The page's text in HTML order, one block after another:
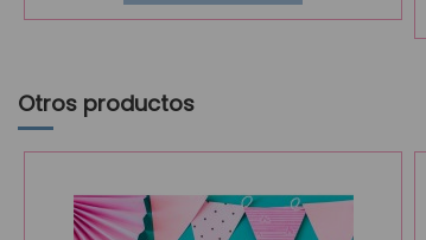
Otros productos